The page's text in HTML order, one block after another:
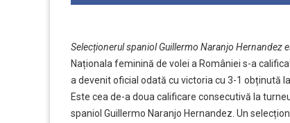
Selecționerul spaniol Guillermo Naranjo Hernandez
Naționala feminină de volei a României s-a
a devenit oficial odată cu victoria cu 3-1 obținută
Este cea de-a doua calificare consecutivă la
spaniol Guillermo Naranjo Hernandez. Un